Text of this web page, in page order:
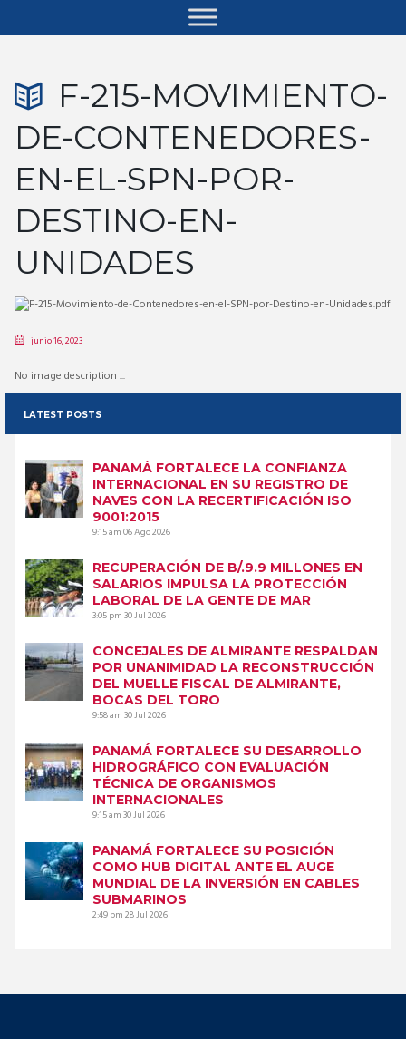
F-215-MOVIMIENTO-
DE-CONTENEDORES-
EN-EL-SPN-POR-
DESTINO-EN-
UNIDADES
junio 16, 2023
No image description ...
LATEST POSTS
PANAMÁ FORTALECE LA CONFIANZA
INTERNACIONAL EN SU REGISTRO DE
NAVES CON LA RECERTIFICACIÓN ISO
9001:2015
9:15 am06 Ago 2026
RECUPERACIÓN DE B/.9.9 MILLONES EN
SALARIOS IMPULSA LA PROTECCIÓN
LABORAL DE LA GENTE DE MAR
3:05 pm30 Jul 2026
CONCEJALES DE ALMIRANTE RESPALDAN
POR UNANIMIDAD LA RECONSTRUCCIÓN
DEL MUELLE FISCAL DE ALMIRANTE,
BOCAS DEL TORO
9:58 am30 Jul 2026
PANAMÁ FORTALECE SU DESARROLLO
HIDROGRÁFICO CON EVALUACIÓN
TÉCNICA DE ORGANISMOS
INTERNACIONALES
9:15 am30 Jul 2026
PANAMÁ FORTALECE SU POSICIÓN
COMO HUB DIGITAL ANTE EL AUGE
MUNDIAL DE LA INVERSIÓN EN CABLES
SUBMARINOS
2:49 pm28 Jul 2026